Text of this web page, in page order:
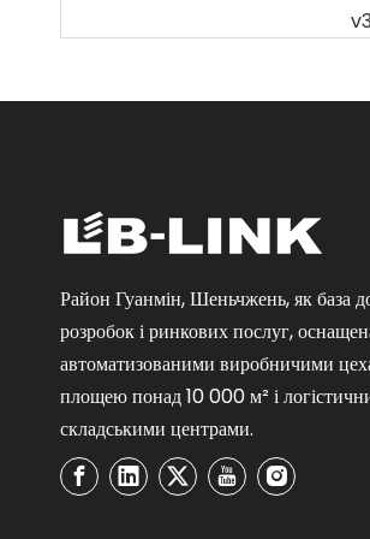
Район Гуанмін, Шеньчжень, як база
розробок і ринкових послуг,
автоматизованими виробничими
площею понад 10 000 м² і
складськими центрами.